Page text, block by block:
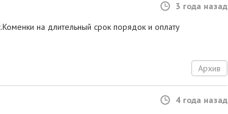
3 года назад
на длительный срок порядок и оплату
Архив
4 года назад